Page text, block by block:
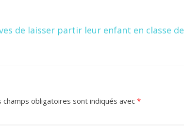
de laisser partir leur enfant en classe de
champs obligatoires sont indiqués avec *